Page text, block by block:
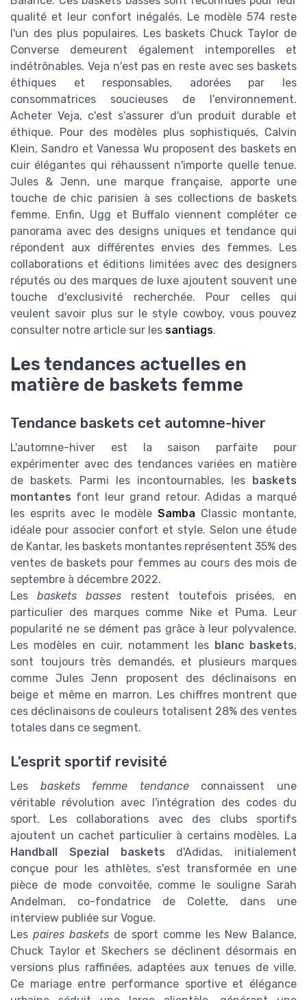
qualité et leur confort inégalés. Le modèle 574 reste
l'un des plus populaires. Les baskets Chuck Taylor de
Converse demeurent également intemporelles et
indétrônables. Veja n'est pas en reste avec ses baskets
éthiques et responsables, adorées par les
consommatrices soucieuses de l'environnement.
Acheter Veja, c'est s'assurer d'un produit durable et
éthique. Pour des modèles plus sophistiqués, Calvin
Klein, Sandro et Vanessa Wu proposent des baskets en
cuir élégantes qui réhaussent n'importe quelle tenue.
Jules & Jenn, une marque française, apporte une
touche de chic parisien à ses collections de baskets
femme. Enfin, Ugg et Buffalo viennent compléter ce
panorama avec des designs uniques et tendance qui
répondent aux différentes envies des femmes. Les
collaborations et éditions limitées avec des designers
réputés ou des marques de luxe ajoutent souvent une
touche d'exclusivité recherchée. Pour celles qui
veulent savoir plus sur le style cowboy, vous pouvez
consulter notre article sur les santiags.
Les tendances actuelles en
matière de baskets femme
Tendance baskets cet automne-hiver
L'automne-hiver est la saison parfaite pour
expérimenter avec des tendances variées en matière
de baskets. Parmi les incontournables, les
baskets
montantes font leur grand retour. Adidas a marqué
les esprits avec le modèleSamba Classic montante,
idéale pour associer confort et style. Selon une étude
de Kantar, les baskets montantes représentent 35% des
ventes de baskets pour femmes au cours des mois de
septembre à décembre 2022.
Lesbaskets basses restent toutefois prisées, en
particulier des marques comme Nike et Puma. Leur
popularité ne se dément pas grâce à leur polyvalence.
Les modèles en cuir, notamment les blanc baskets,
sont toujours très demandés, et plusieurs marques
comme Jules Jenn proposent des déclinaisons en
beige et même en marron. Les chiffres montrent que
ces déclinaisons de couleurs totalisent 28% des ventes
totales dans ce segment.
L'esprit sportif revisité
Les baskets femme tendanceconnaissent une
véritable révolution avec l'intégration des codes du
sport. Les collaborations avec des clubs sportifs
ajoutent un cachet particulier à certains modèles. La
Handball Spezial baskets d'Adidas, initialement
conçue pour les athlètes, s'est transformée en une
pièce de mode convoitée, comme le souligne Sarah
Andelman, co-fondatrice de Colette, dans une
interview publiée sur Vogue.
Les paires baskets de sport comme les New Balance,
Chuck Taylor et Skechers se déclinent désormais en
versions plus raffinées, adaptées aux tenues de ville.
Ce mariage entre performance sportive et élégance